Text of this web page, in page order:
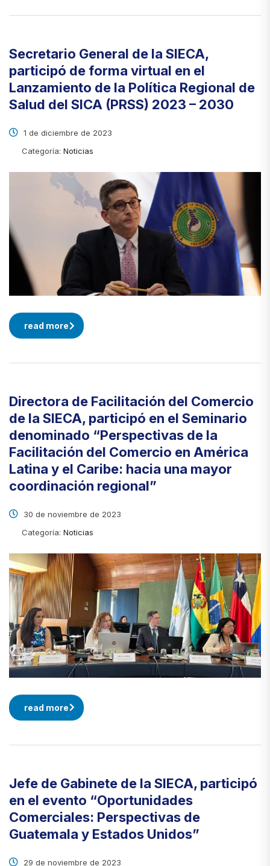
Secretario General de la SIECA,
participó de forma virtual en el
Lanzamiento de la Política Regional de
Salud del SICA (PRSS) 2023 – 2030
1 de diciembre de 2023
Categoría: Noticias
read more
Directora de Facilitación del Comercio
de la SIECA, participó en el Seminario
denominado “Perspectivas de la
Facilitación del Comercio en América
Latina y el Caribe: hacia una mayor
coordinación regional”
30 de noviembre de 2023
Categoría: Noticias
read more
Jefe de Gabinete de la SIECA, participó
en el evento “Oportunidades
Comerciales: Perspectivas de
Guatemala y Estados Unidos”
29 de noviembre de 2023